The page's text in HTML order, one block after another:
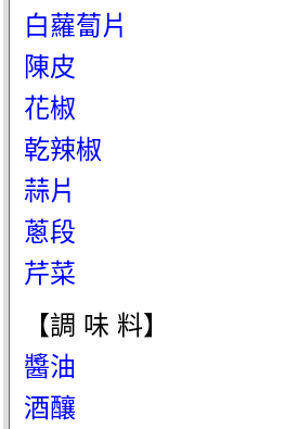
白蘿蔔片
陳皮
花椒
乾辣椒
蒜片
蔥段
芹菜
【調 味 料】
醬油
酒釀